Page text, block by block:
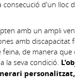
consecució d'un lloc
amb un ampli
amb discapacitat
feina, de manera
la seva condició.
personalitzat,